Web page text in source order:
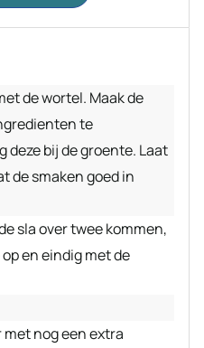
de wortel. Maak de
te
deze bij de groente. Laat
de smaken goed in
sla over twee kommen,
en eindig met de
met nog een extra